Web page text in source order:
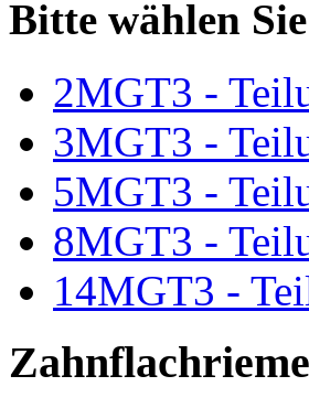
Bitte wählen
2MGT3 -
3MGT3 -
5MGT3 -
8MGT3 -
14MGT3 -